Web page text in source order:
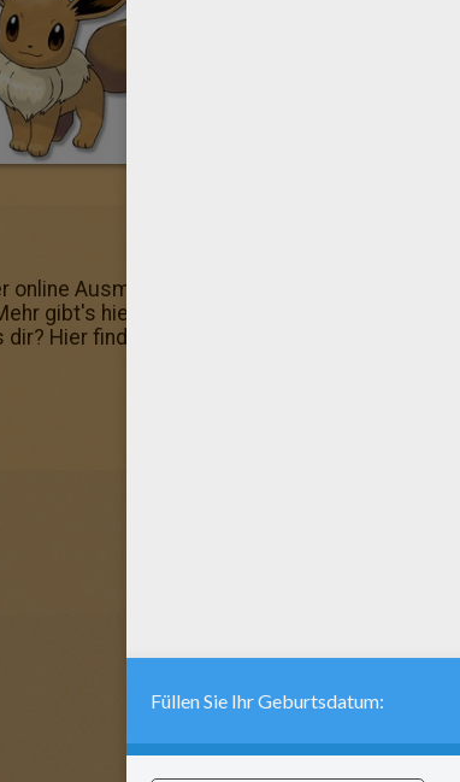
Ausmalmaschine probiert? Du kannst
gibt's hier: POKEMON zum Ausmalen.
Hier findest du eine große Auswahl an